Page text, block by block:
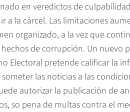
en veredictos de
a la cárcel. Las limitaciones
organizado, a la vez que
de corrupción. Un nuevo
Electoral pretende calificar la
las noticias a las
autorizar la publicación de
so pena de multas contra el